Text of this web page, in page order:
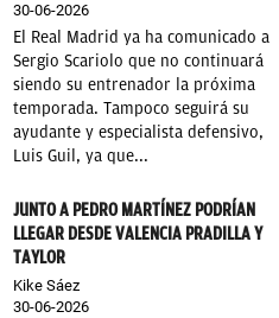
30-06-2026
El Real Madrid ya ha comunicado a
Sergio Scariolo que no continuará
siendo su entrenador la próxima
temporada. Tampoco seguirá su
ayudante y especialista defensivo,
Luis Guil, ya que...
JUNTO A PEDRO MARTÍNEZ PODRÍAN
LLEGAR DESDE VALENCIA PRADILLA Y
TAYLOR
Kike Sáez
30-06-2026